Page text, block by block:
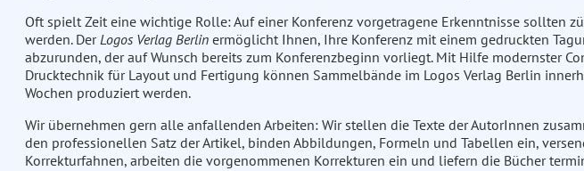
Oft spielt Zeit eine wichtige Rolle: Auf einer Konferenz vorgetragene Erkenntnisse sollten
werden. DerLogos Verlag Berlinermöglicht Ihnen, Ihre Konferenz mit einem gedruckten
abzurunden, der auf Wunsch bereits zum Konferenzbeginn vorliegt. Mit Hilfe modernster
Drucktechnik für Layout und Fertigung können Sammelbände im Logos Verlag Berlin
Wochen produziert werden.
Wir übernehmen gern alle anfallenden Arbeiten: Wir stellen die Texte der AutorInnen
den professionellen Satz der Artikel, binden Abbildungen, Formeln und Tabellen ein,
Korrekturfahnen, arbeiten die vorgenommenen Korrekturen ein und liefern die Bücher